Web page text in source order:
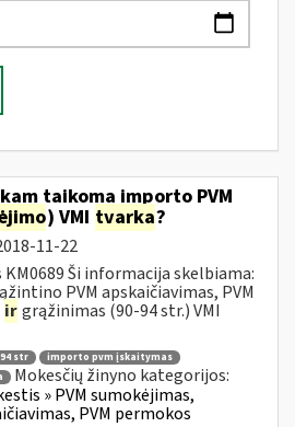
kam taikoma importo PVM
) VMI tvarka?
11-22
Ši informacija skelbiama:
PVM apskaičiavimas, PVM
irgrąžinimas (90-94 str.) VMI
str
importo pvm įskaitymas
Mokesčių žinyno kategorijos:
» PVM sumokėjimas,
PVM permokos